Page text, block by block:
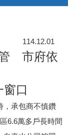
114.12.01
管 市府依
口
，承包商不慎鑽
6.6萬多戶長時間